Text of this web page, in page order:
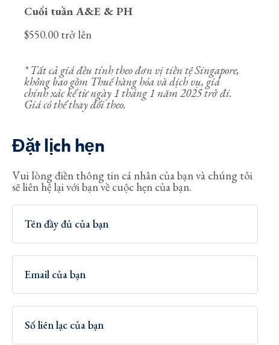
Cuối tuần A&E & PH
$550.00 trở lên
* Tất cả giá đều tính theo đơn vị tiền tệ Singapore,
không bao gồm Thuế hàng hóa và dịch vụ, giá
chính xác kể từ ngày 1 tháng 1 năm 2025 trở đi.
Giá có thể thay đổi theo.
Đặt lịch hẹn
Vui lòng điền thông tin cá nhân của bạn và chúng tôi
sẽ liên hệ lại với bạn về cuộc hẹn của bạn.